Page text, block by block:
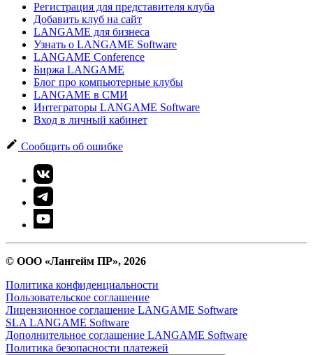
Регистрация для представителя клуба
Добавить клуб на сайт
LANGAME для бизнеса
Узнать о LANGAME Software
LANGAME Conference
Биржа LANGAME
Блог про компьютерные клубы
LANGAME в СМИ
Интеграторы LANGAME Software
Вход в личный кабинет
Сообщить об ошибке
© ООО «Лангейм ПР», 2026
Политика конфиденциальности
Пользовательское соглашение
Лицензионное соглашение LANGAME Software
SLA LANGAME Software
Дополнительное соглашение LANGAME Software
Политика безопасности платежей